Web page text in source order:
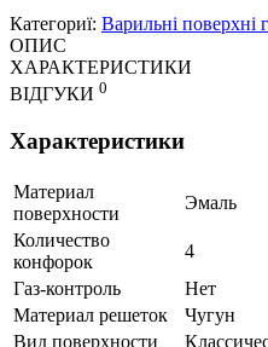
Категориї: Варильні поверхні
ОПИС
ХАРАКТЕРИСТИКИ
ВІДГУКИ 0
Характеристики
Материал
поверхности
Эмаль
Количество
конфорок
4
Газ-контроль
Нет
Материал решеток
Чугун
Вид поверхности